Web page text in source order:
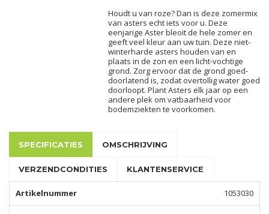
Houdt u van roze? Dan is deze zomermix
van asters echt iets voor u. Deze
eenjarige Aster bleoit de hele zomer en
geeft veel kleur aan uw tuin. Deze niet-
winterharde asters houden van en
plaats in de zon en een licht-vochtige
grond. Zorg ervoor dat de grond goed-
doorlatend is, zodat overtollig water goed
doorloopt. Plant Asters elk jaar op een
andere plek om vatbaarheid voor
bodemziekten te voorkomen.
SPECIFICATIES OMSCHRIJVING
VERZENDCONDITIES KLANTENSERVICE
Artikelnummer 1053030